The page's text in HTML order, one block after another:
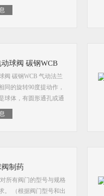
减小流体的冲击。在化
适合磨损，加上它的需
球阀 碳钢WCB
阀 碳钢WCB 气动法兰
同的旋转90度提动作，
球体，有圆形通孔或通
面和通道口的比例应该
旋转90度时，在进、出
阀制药
所有阀门的型号与规格
。 （根据阀门型号和出